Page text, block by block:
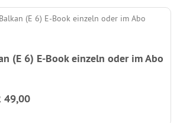
(E 6) E-Book einzeln oder im Abo
49,00